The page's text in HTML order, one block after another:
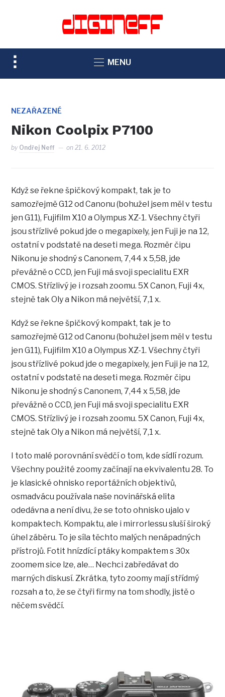
TOGGLE
SIDEBAR
NAVIGATION
MENU
NEZAŘAZENÉ
Nikon Coolpix P7100
by Ondřej Neff on21. 6. 2012
Když se řekne špičkový kompakt, tak je to
samozřejmě G12 od Canonu (bohužel jsem měl v testu
jen G11), Fujifilm X10 a Olympus XZ-1. Všechny čtyři
jsou střízlivé pokud jde o megapixely, jen Fuji je na 12,
ostatní v podstatě na deseti mega. Rozměr čipu
Nikonu je shodný s Canonem, 7,44 x 5,58, jde
převážně o CCD, jen Fuji má svoji specialitu EXR
CMOS. Střízlivý je i rozsah zoomu. 5X Canon, Fuji 4x,
stejně tak Oly a Nikon má největší, 7,1 x.
Když se řekne špičkový kompakt, tak je to
samozřejmě G12 od Canonu (bohužel jsem měl v testu
jen G11), Fujifilm X10 a Olympus XZ-1. Všechny čtyři
jsou střízlivé pokud jde o megapixely, jen Fuji je na 12,
ostatní v podstatě na deseti mega. Rozměr čipu
Nikonu je shodný s Canonem, 7,44 x 5,58, jde
převážně o CCD, jen Fuji má svoji specialitu EXR
CMOS. Střízlivý je i rozsah zoomu. 5X Canon, Fuji 4x,
stejně tak Oly a Nikon má největší, 7,1 x.
I toto malé porovnání svědčí o tom, kde sídlí rozum.
Všechny použité zoomy začínají na ekvivalentu 28. To
je klasické ohnisko reportážních objektivů,
osmadvácu používala naše novinářská elita
odedávna a není divu, že se toto ohnisko ujalo v
kompaktech. Kompaktu, ale i mirrorlessu sluší široký
úhel záběru. To je síla těchto malých nenápadných
přístrojů. Fotit hnízdící ptáky kompaktem s 30x
zoomem sice lze, ale… Nechci zabředávat do
marných diskusí. Zkrátka, tyto zoomy mají střídmý
rozsah a to, že se čtyři firmy na tom shodly, jistě o
něčem svědčí.